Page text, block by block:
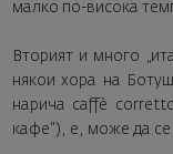
малко по-висока
Вторият и много
някои хора на
нарича caffè
кафе"), е, може да се